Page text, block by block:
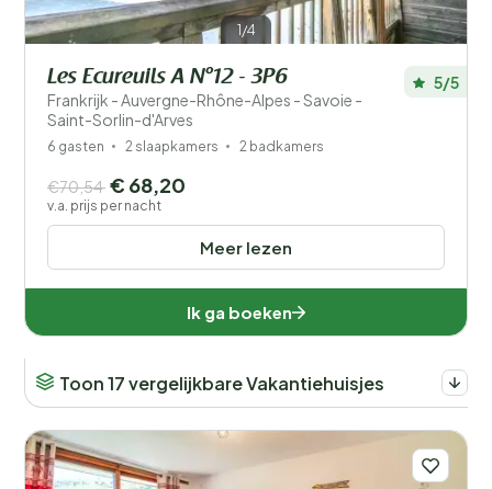
Je vakantie
Kies reisdata en je gezelschap
Wanneer?
Afstand 1
Prijs
Filters opslaan
1/4
Les Ecureuils A N°12 - 3P6
Frankrijk - Auvergne-Rhône-Alpes - Savoie -
Saint-Sorlin-d'Arves
5/5
6 gasten 2 slaapkamers 2 badkamers
Meer lezen
€70,54 € 68,20
v.a. prijs per nacht
Ik ga boeken
Toon 17 vergelijkbare Vakantiehuisjes